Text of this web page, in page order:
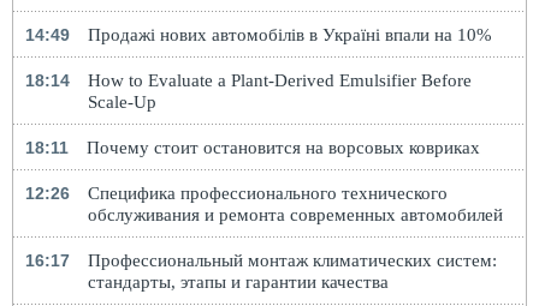
14:49 Продажі нових автомобілів в Україні впали на 10%
18:14
How to Evaluate a Plant-Derived Emulsifier Before
Scale-Up
18:11 Почему стоит остановится на ворсовых ковриках
12:26
Специфика профессионального технического
обслуживания и ремонта современных автомобилей
16:17
Профессиональный монтаж климатических систем:
стандарты, этапы и гарантии качества